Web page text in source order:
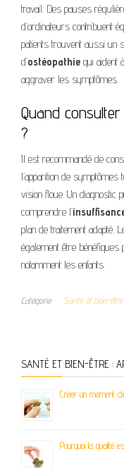
travail. Des pauses
d’ordinateurs contribuent
patients trouvent aussi un
d’ostéopathie qui aident
aggraver les symptômes.
Quand
?
Il est recommandé de
l’apparition de symptômes
vision floue. Un diagnostic
comprendre l’
plan de traitement adapté.
également être
notamment les enfants.
Catégorie Santé et bien-être
SANTÉ ET BIEN-ÊTRE :
Créer un moment
Pourquoi la qualité